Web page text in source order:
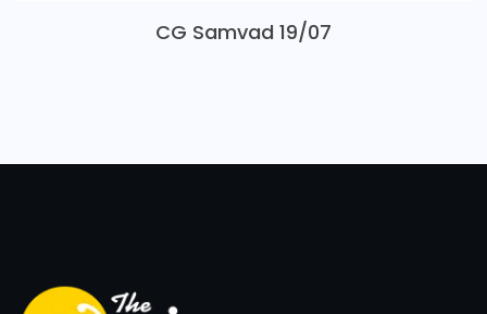
CG Samvad 19/07